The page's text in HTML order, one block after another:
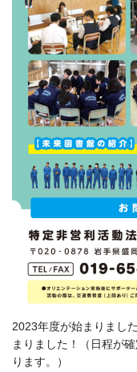
2023年度が始まりまし
まりました！（日程が
ります。）